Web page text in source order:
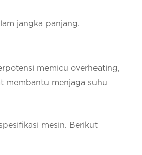
jangka panjang.
memicu overheating,
membantu menjaga suhu
mesin. Berikut